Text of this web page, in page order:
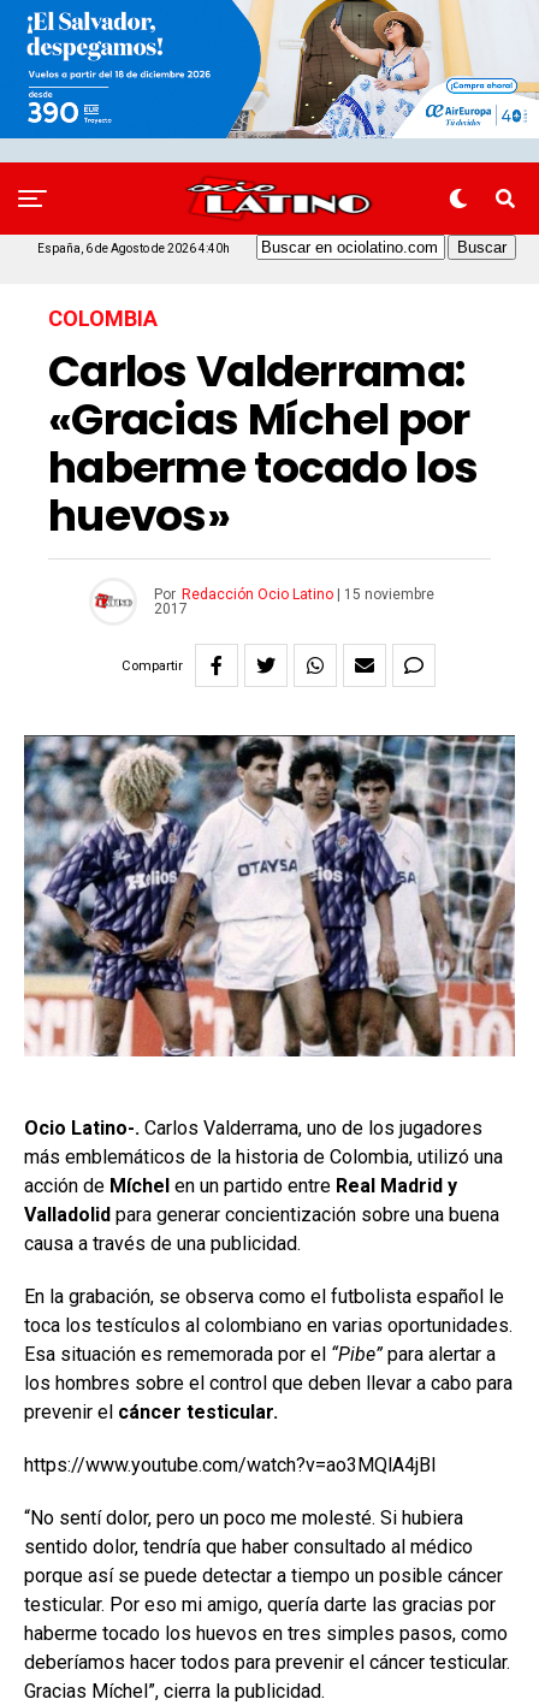
España, 6 de Agosto de 2026 4:40h
COLOMBIA
Carlos Valderrama:
«Gracias Míchel por
haberme tocado los
huevos»
Por Redacción Ocio Latino
15 noviembre
2017
Compartir
Ocio Latino-. Carlos Valderrama, uno de los jugadores
más emblemáticos de la historia de Colombia, utilizó una
acción de Míchel en un partido entre Real Madrid y
Valladolid para generar concientización sobre una buena
causa a través de una publicidad.
En la grabación, se observa como el futbolista español le
toca los testículos al colombiano en varias oportunidades.
Esa situación es rememorada por el “Pibe”para alertar a
los hombres sobre el control que deben llevar a cabo para
prevenir el cáncer testicular.
https://www.youtube.com/watch?v=ao3MQlA4jBI
“No sentí dolor, pero un poco me molesté. Si hubiera
sentido dolor, tendría que haber consultado al médico
porque así se puede detectar a tiempo un posible cáncer
testicular. Por eso mi amigo, quería darte las gracias por
haberme tocado los huevos en tres simples pasos, como
deberíamos hacer todos para prevenir el cáncer testicular.
Gracias Míchel”, cierra la publicidad.